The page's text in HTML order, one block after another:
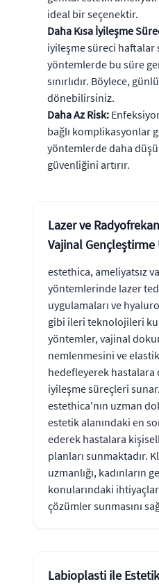
ideal bir seçenektir.
Daha Kısa İyileşme
iyileşme süreci haftalar
yöntemlerde bu süre
sınırlıdır. Böylece,
dönebilirsiniz.
Daha Az Risk:
bağlı komplikasyonlar
yöntemlerde daha
güvenliğini artırır.
Lazer ve
Vajinal Gençleştirme
estethica, ameliyatsız
yöntemlerinde lazer
uygulamaları ve
gibi ileri teknolojileri
yöntemler, vajinal
nemlenmesini ve
hedefleyerek hastalara
iyileşme süreçleri sunar.
estethica'nın uzman
estetik alanındaki en
ederek hastalara
planları sunmaktadır.
uzmanlığı, kadınların
konularındaki
çözümler sunmasını
Labioplasti ile